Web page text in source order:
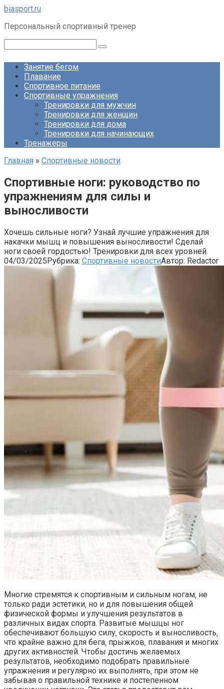
Перейти
контенту
biasport.ru
Персональный спортивный тренер
Занятие бегом
Плавание
Спортивное питание
Спортивные упражнения
Тренировки для мужчин
Тренировки для женщин
Тренировки для дома
Тренировки для начинающих
Тренажеры
Главная » Спортивные новости
Спортивные ноги: руководство по
упражнениям для силы и
выносливости
Хочешь сильные ноги? Узнай лучшие упражнения для
накачки мышц и повышения выносливости! Сделай
ноги своей гордостью! Тренировки для всех уровней.
04/03/2025Рубрика: Спортивные новостиАвтор: Redactor
Многие стремятся к спортивным и сильным ногам‚ не
только ради эстетики‚ но и для повышения общей
физической формы и улучшения результатов в
различных видах спорта. Развитые мышцы ног
обеспечивают большую силу‚ скорость и выносливость‚
что крайне важно для бега‚ прыжков‚ плавания и многих
других активностей. Чтобы достичь желаемых
результатов‚ необходимо подобрать правильные
упражнения и регулярно их выполнять‚ при этом не
забывая о правильной технике и постепенном